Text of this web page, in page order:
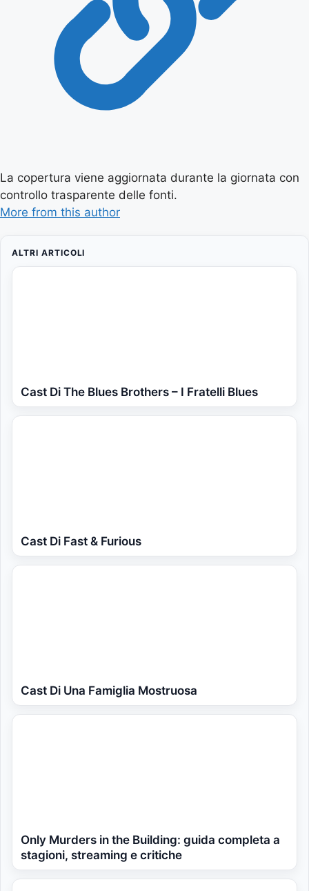
La copertura viene aggiornata durante la giornata con
controllo trasparente delle fonti.
More from this author
ALTRI ARTICOLI
Cast Di The Blues Brothers – I Fratelli Blues
Cast Di Fast & Furious
Cast Di Una Famiglia Mostruosa
Only Murders in the Building: guida completa a
stagioni, streaming e critiche